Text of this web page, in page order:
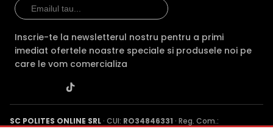
Alte functii
Camera tip Bullet de la Hikvision, avand principalele
avantaje:
Imagini de calitate datorita rezolutiei 8MP (3840 x 2160)
Posibilitate de instalare a unui card Micro SD (neinclus) de
datorita IR si WL
Inscrie-te la newsletterul nostru pentru a primi
imediat ofertele noastre speciale si produsele noi pe
care le vom comercializa
SC POLITES ONLINE SRL · CUI: RO34846331 · Reg. Com.: